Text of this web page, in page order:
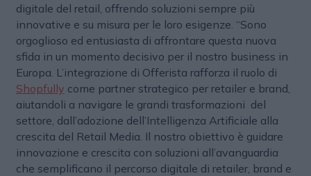
digitale del retail, offrendo soluzioni sempre più
innovative e su misura per le loro esigenze. “Sono
orgoglioso ed entusiasta di affrontare questa nuova
sfida in un momento decisivo per il nostro business in
Europa. L’integrazione di Offerista rafforza il ruolo di
Shopfully come partner strategico per retailer e brand,
aiutandoli a navigare le grandi trasformazioni del
settore, dall’adozione dell’Intelligenza Artificiale alla
crescita del Retail Media. Il nostro obiettivo è guidare
innovazione e crescita con soluzioni all’avanguardia
che semplificano il percorso digitale di retailer, brand e